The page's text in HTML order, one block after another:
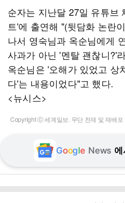
순자는 지난달 27일 유튜브
트'에 출연해 "(뒷담화 논란
나서 영숙님과 옥순님에게
사과가 아닌 '멘탈 괜찮니?'
옥순님은 '오해가 있었고 상
다'는 내용이었다"고 했다.
<뉴시스>
Copyright ⓒ 세계일보. 무단 전재 및 재배포
Google News 에